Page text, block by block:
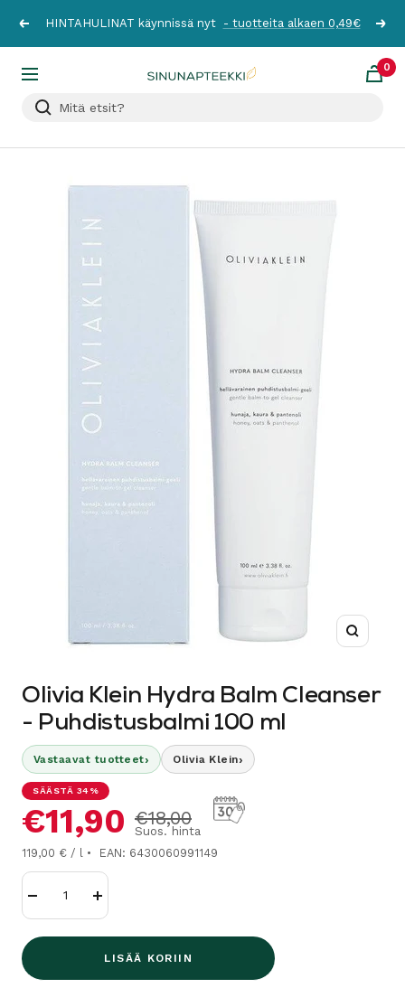
sisältöön
EdellinenHINTAHULINAT käynnissä nyt - tuotteita alkaen 0,49€
Navigaatio Sinunapteekki.fi
0
Olivia Klein Hydra Balm Cleanser
- Puhdistusbalmi 100 ml
Vastaavat tuotteet› Olivia Klein›
SÄÄSTÄ 34%
Alennushinta
€11,90 Normaalihinta
€18,00
Suos. hinta
119,00 € / l EAN: 6430060991149
Lisää
LISÄÄ KORIIN